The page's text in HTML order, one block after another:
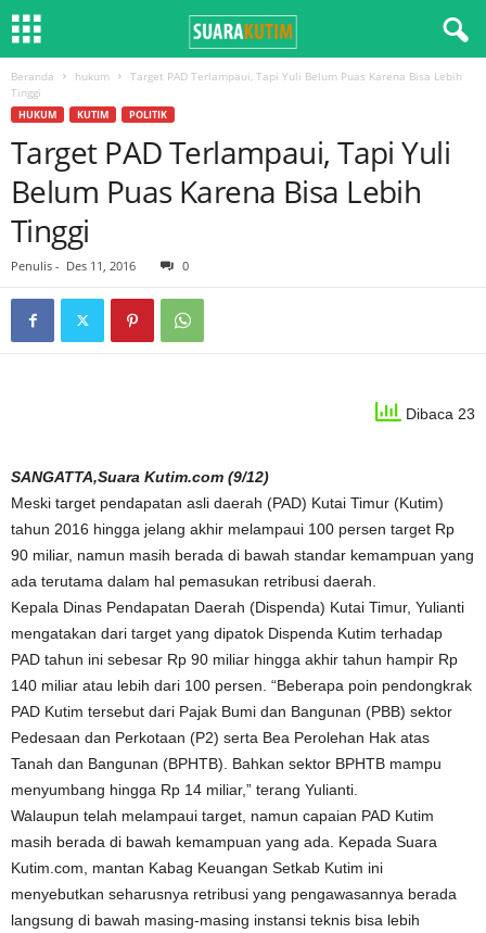
Beranda hukum
Target PAD Terlampaui, Tapi Yuli Belum Puas Karena Bisa Lebih
Tinggi
HUKUM KUTIM POLITIK
Target PAD Terlampaui, Tapi Yuli
Belum Puas Karena Bisa Lebih
Tinggi
Penulis - Des 11, 2016 0
Dibaca 23
SANGATTA,Suara Kutim.com (9/12)
Meski target pendapatan asli daerah (PAD) Kutai Timur (Kutim)
tahun 2016 hingga jelang akhir melampaui 100 persen target Rp
90 miliar, namun masih berada di bawah standar kemampuan yang
ada terutama dalam hal pemasukan retribusi daerah.
Kepala Dinas Pendapatan Daerah (Dispenda) Kutai Timur, Yulianti
mengatakan dari target yang dipatok Dispenda Kutim terhadap
PAD tahun ini sebesar Rp 90 miliar hingga akhir tahun hampir Rp
140 miliar atau lebih dari 100 persen. “Beberapa poin pendongkrak
PAD Kutim tersebut dari Pajak Bumi dan Bangunan (PBB) sektor
Pedesaan dan Perkotaan (P2) serta Bea Perolehan Hak atas
Tanah dan Bangunan (BPHTB). Bahkan sektor BPHTB mampu
menyumbang hingga Rp 14 miliar,” terang Yulianti.
Walaupun telah melampaui target, namun capaian PAD Kutim
masih berada di bawah kemampuan yang ada. Kepada Suara
Kutim.com, mantan Kabag Keuangan Setkab Kutim ini
menyebutkan seharusnya retribusi yang pengawasannya berada
langsung di bawah masing-masing instansi teknis bisa lebih